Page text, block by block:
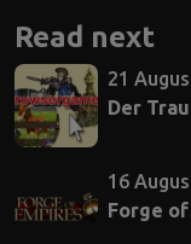
Read next
21
Der
16
Forge